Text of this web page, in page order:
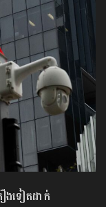
ឿងទៀតដាក់